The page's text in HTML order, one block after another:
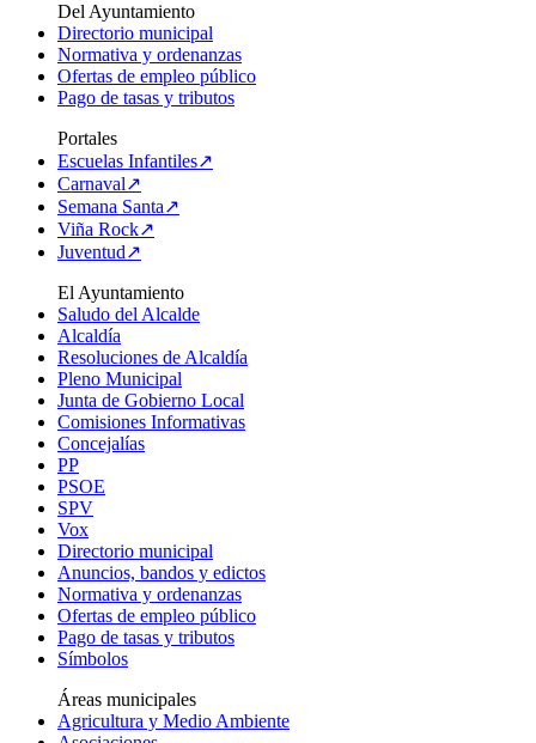
Del Ayuntamiento
Directorio municipal
Normativa y ordenanzas
Ofertas de empleo público
Pago de tasas y tributos
Portales
Escuelas Infantiles↗
Carnaval↗
Semana Santa↗
Viña Rock↗
Juventud↗
El Ayuntamiento
Saludo del Alcalde
Alcaldía
Resoluciones de Alcaldía
Pleno Municipal
Junta de Gobierno Local
Comisiones Informativas
Concejalías
PP
PSOE
SPV
Vox
Directorio municipal
Anuncios, bandos y edictos
Normativa y ordenanzas
Ofertas de empleo público
Pago de tasas y tributos
Símbolos
Áreas municipales
Agricultura y Medio Ambiente